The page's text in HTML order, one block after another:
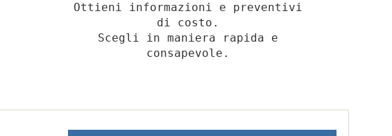
Ottieni informazioni e preventivi
di costo.
Scegli in maniera rapida e
consapevole.